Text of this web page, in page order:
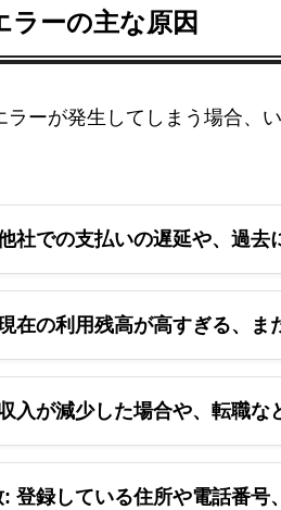
ラーの主な原因
ーが発生してしまう場合、
社での支払いの遅延や、過去
在の利用残高が高すぎる、ま
入が減少した場合や、転職な
: 登録している住所や電話番号